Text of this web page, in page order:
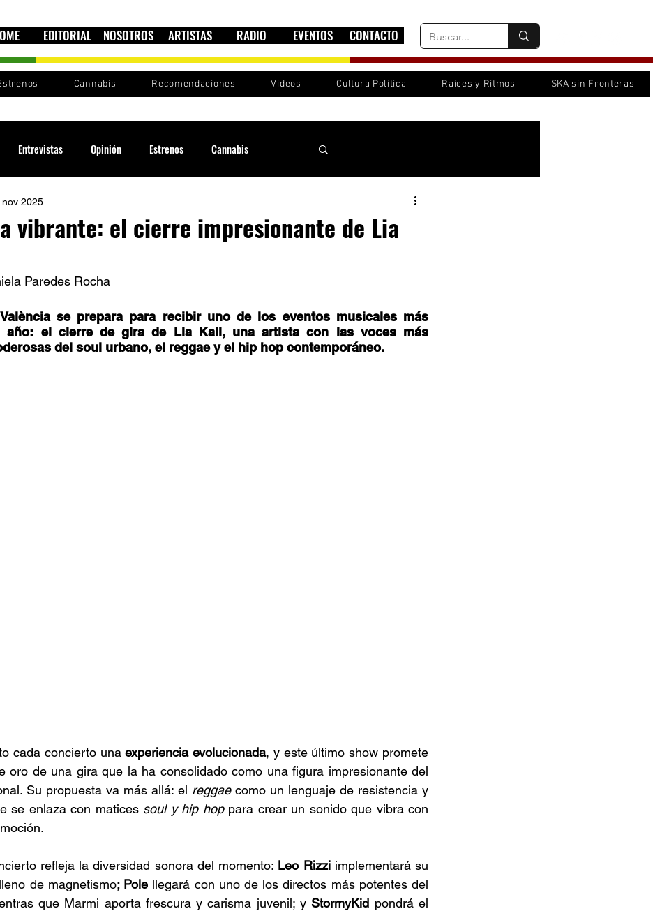
EDITORIAL NOSOTROS ARTISTAS RADIO EVENTOS CONTACTO
Cannabis Recomendaciones Videos Cultura Política Raíces y Ritmos SKA sin Fronteras
Entrevistas Opinión Estrenos Cannabis
Cultura política
Rastafari Fuera del reggae ANCOP
vibrante: el cierre impresionante de Lia
nov 2025
Paredes Rocha
se prepara para recibir uno de los eventos musicales más
año: el cierre de gira de Lia Kali, una artista con las voces más
del soul urbano, el reggae y el hip hop contemporáneo.
cada concierto una experiencia evolucionada, y este último show promete
oro de una gira que la ha consolidado como una figura impresionante del
Su propuesta va más allá: el reggae como un lenguaje de resistencia y
se enlaza con matices soul y hip hop para crear un sonido que vibra con
refleja la diversidad sonora del momento: Leo Rizzi implementará su
de magnetismo; Pole llegará con uno de los directos más potentes del
que Marmi aporta frescura y carisma juvenil; y StormyKid pondrá el